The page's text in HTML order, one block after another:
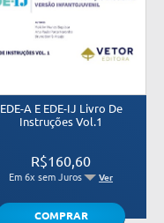
EDE-A E EDE-IJ Livro De
Instruções Vol.1
R$160,60
Em 6x sem Juros Ver
COMPRAR